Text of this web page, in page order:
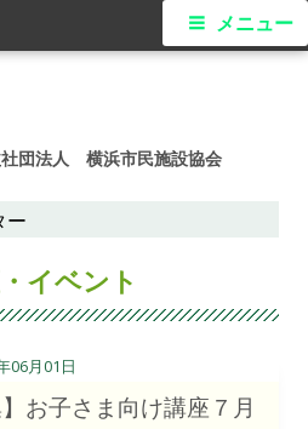
団法人 横浜市民施設協会
メニュー
ー
イベント
06月01日
】お子さま向け講座７月